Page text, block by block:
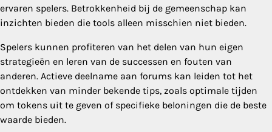
ervaren spelers. Betrokkenheid bij de gemeenschap kan
inzichten bieden die tools alleen misschien niet bieden.
Spelers kunnen profiteren van het delen van hun eigen
strategieën en leren van de successen en fouten van
anderen. Actieve deelname aan forums kan leiden tot het
ontdekken van minder bekende tips, zoals optimale tijden
om tokens uit te geven of specifieke beloningen die de beste
waarde bieden.